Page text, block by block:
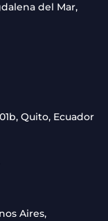
del Mar,
Quito, Ecuador
Aires,